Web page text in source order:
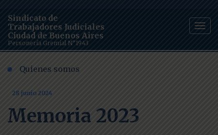
Sindicato de
Trabajadores Judiciales
Ciudad de Buenos Aires
Personería Gremial N°1943
Quienes somos
28 junio 2024
Memoria 2023